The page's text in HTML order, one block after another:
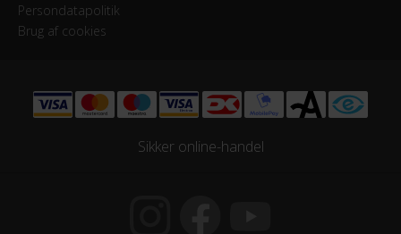
STEL
Aluminium
Persondatapolitik
Brug af cookies
Sikker online-handel